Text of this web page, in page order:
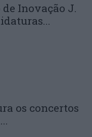
Inovação J.
os concertos